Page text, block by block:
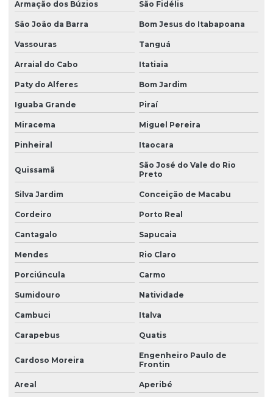
Estação de tratamento de esgoto ete orçamento sc
Estação de tratamento de esgoto ete em santa catarina
Estação de tratamento de esgoto ete em sc
Estação de tratamento de esgoto individual
Estação de tratamento de esgoto industrial
Estação de tratamento de esgoto instalação
Estação de tratamento de esgoto joinville
Estação de tratamento de esgoto modular
Estação de tratamento de esgoto pré fabricada
Estação de tratamento de esgoto preço
Etac estação de tratamento de águas cinzas
Fabricantes de estação de tratamento de água
Gerenciamento de obras industriais
Gerenciamento de obras orçamento
Armação dos Búzios São Fidélis
São João da Barra Bom Jesus do Itabapoana
Vassouras Tanguá
Arraial do Cabo Itatiaia
Paty do Alferes Bom Jardim
Iguaba Grande Piraí
Miracema Miguel Pereira
Pinheiral Itaocara
Quissamã
São José do Vale do Rio
Preto
Silva Jardim Conceição de Macabu
Cordeiro Porto Real
Cantagalo Sapucaia
Mendes Rio Claro
Porciúncula Carmo
Sumidouro Natividade
Cambuci Italva
Carapebus Quatis
Cardoso Moreira
Engenheiro Paulo de
Frontin
Areal Aperibé